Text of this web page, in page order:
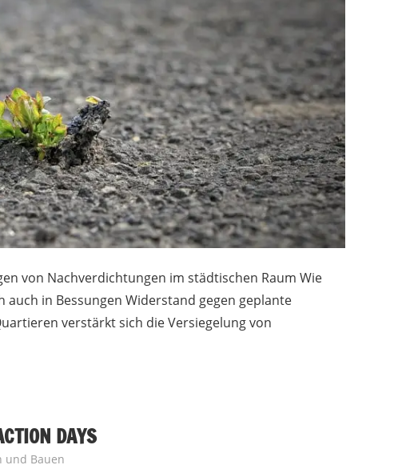
von Nachverdichtungen im städtischen Raum Wie
in Bessungen Widerstand gegen geplante
verstärkt sich die Versiegelung von
DAYS
und Bauen